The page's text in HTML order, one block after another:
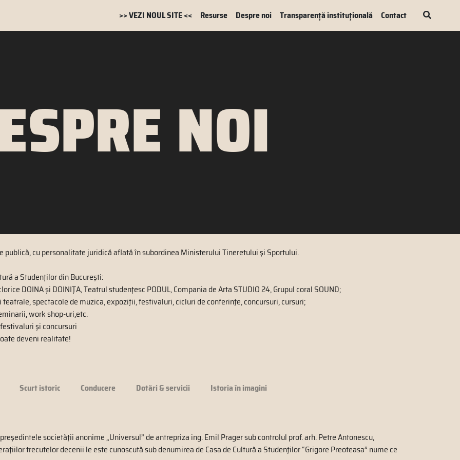
>> VEZI NOUL SITE << Resurse Despre noi Transparență instituțională Contact
NOI
publică, cu personalitate juridică aflată în subordinea Ministerului Tineretului şi Sportului.
a Studenţilor din Bucureşti:
DOINA şi DOINIŢA, Teatrul studenţesc PODUL, Compania de Arta STUDIO 24, Grupul coral SOUND;
spectacole de muzica, expoziţii, festivaluri, cicluri de conferinţe, concursuri, cursuri;
work shop-uri,etc.
şi concursuri
deveni realitate!
Scurt istoric Conducere Dotări & servicii Istoria în imagini
societăţii anonime „Universul” de antrepriza ing. Emil Prager sub controlul prof. arh. Petre Antonescu,
trecutelor decenii le este cunoscută sub denumirea de Casa de Cultură a Studenţilor “Grigore Preoteasa” nume ce